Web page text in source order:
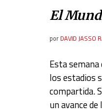
El
por DAVID JASSO
Esta
los estadios
compartida.
un avance de
Use limited data to select
IAB Special Features:
Identify devices based
Non-IAB processing purposes: